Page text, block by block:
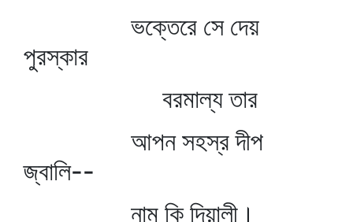
ভক্তেরে সে দেয়
পুরস্কার
বরমাল্য তার
আপন সহস্র দীপ
জ্বালি--
নাম কি দিয়ালী।